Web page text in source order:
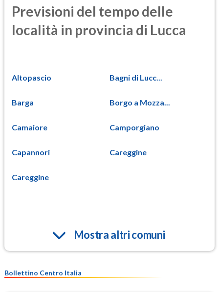
Previsioni del tempo delle
località in provincia di Lucca
Altopascio Bagni di Lucc...
Barga Borgo a Mozza...
Camaiore Camporgiano
Capannori Careggine
Careggine
Mostra altri comuni
Bollettino Centro Italia